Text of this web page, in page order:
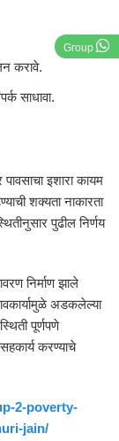
Group
करावे.
साधावा.
इशारा कायम
शक्यता नाकारता
पुढील निर्णय
निर्माण झाले
अडकलेल्या
पूर्णपणे
करण्याचे
2-poverty-
jain/